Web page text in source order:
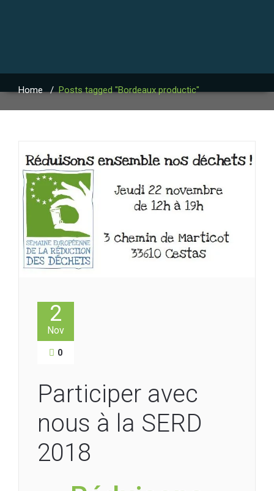
Home/Posts tagged "Bordeaux productic"
2
Nov
0
Participer avec
nous à la SERD
2018